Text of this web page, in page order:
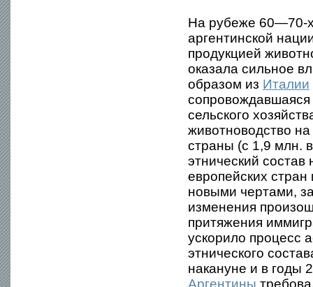
На рубеже 60—70-х
аргентинской
продукцией
оказала сильное
образом из Италии
сельского
животноводство
страны (с 1,9 млн.
этнический
европейских стран
новыми чертами,
изменения
притяжения
ускорило процесс
этнического
накануне и в годы
Аргентины